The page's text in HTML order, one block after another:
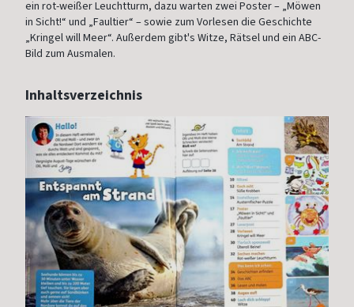
ein rot-weißer Leuchtturm, dazu warten zwei Poster – „Möwen
in Sicht!“ und „Faultier“ – sowie zum Vorlesen die Geschichte
„Kringel will Meer“. Außerdem gibt's Witze, Rätsel und ein ABC-
Bild zum Ausmalen.
Inhaltsverzeichnis